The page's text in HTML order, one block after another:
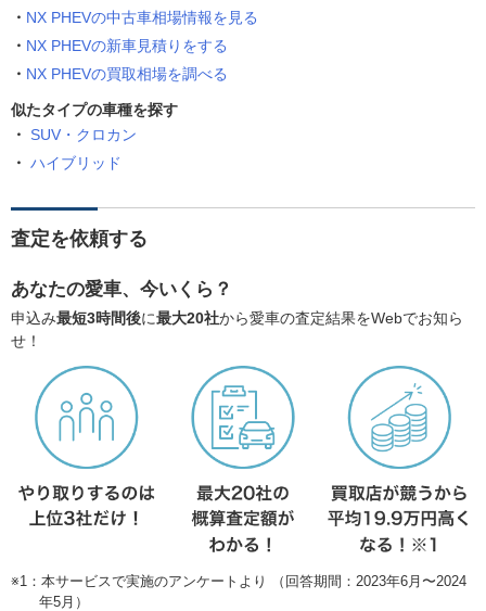
NX PHEVの中古車相場情報を見る
NX PHEVの新車見積りをする
NX PHEVの買取相場を調べる
似たタイプの車種を探す
SUV・クロカン
ハイブリッド
査定を依頼する
あなたの愛車、今いくら？
申込み最短3時間後に最大20社から愛車の査定結果をWebでお知ら
せ！
※1：本サービスで実施のアンケートより （回答期間：2023年6月〜2024
年5月）